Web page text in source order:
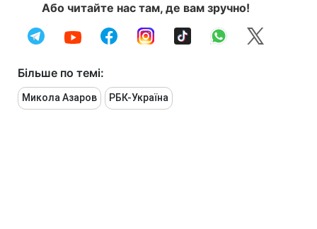
Або читайте нас там, де вам зручно!
Більше по темі:
Микола Азаров РБК-Україна